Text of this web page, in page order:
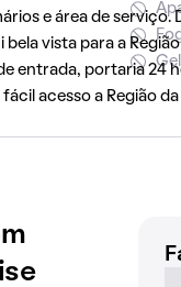
e área de serviço.
bela vista para a
entrada, portaria 24
acesso a Região